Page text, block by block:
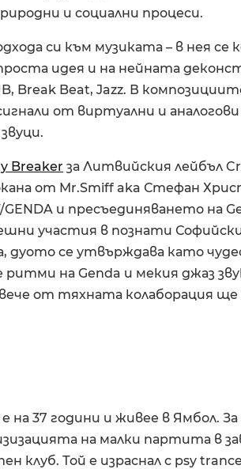
и социални процеси.
си към музиката – в нея се
идея и на нейната
Break Beat, Jazz. В
от виртуални и
Breaker за Литвийския лейбъл
от Mr.Smiff aka Стефан
и пресъединяването на
участия в познати
дуото се утвърждава като
на Genda и мекия джаз
от тяхната колаборация
37 години и живее в Ямбол. За
на малки партита в
клуб. Той е израснал с psy